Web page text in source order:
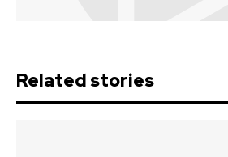
Related stories